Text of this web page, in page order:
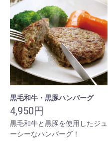
黒毛和牛・黒豚ハンバーグ
4,950円
黒毛和牛と黒豚を使用したジュ
ーシーなハンバーグ！